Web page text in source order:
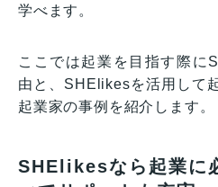
学べます。
ここでは起業を目指す際に
由と、SHElikesを活用して
起業家の事例を紹介します。
SHElikesなら起業に